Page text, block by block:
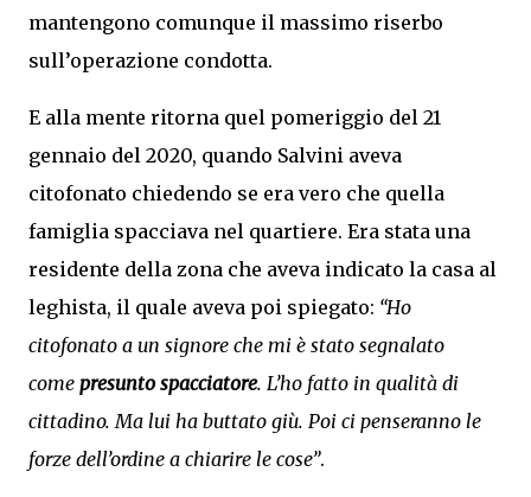
mantengono comunque il massimo riserbo
sull’operazione condotta.
E alla mente ritorna quel pomeriggio del 21
gennaio del 2020, quando Salvini aveva
citofonato chiedendo se era vero che quella
famiglia spacciava nel quartiere. Era stata una
residente della zona che aveva indicato la casa al
leghista, il quale aveva poi spiegato: “Ho
citofonato a un signore che mi è stato segnalato
come presunto spacciatore. L’ho fatto in qualità di
cittadino. Ma lui ha buttato giù. Poi ci penseranno le
forze dell’ordine a chiarire le cose”.